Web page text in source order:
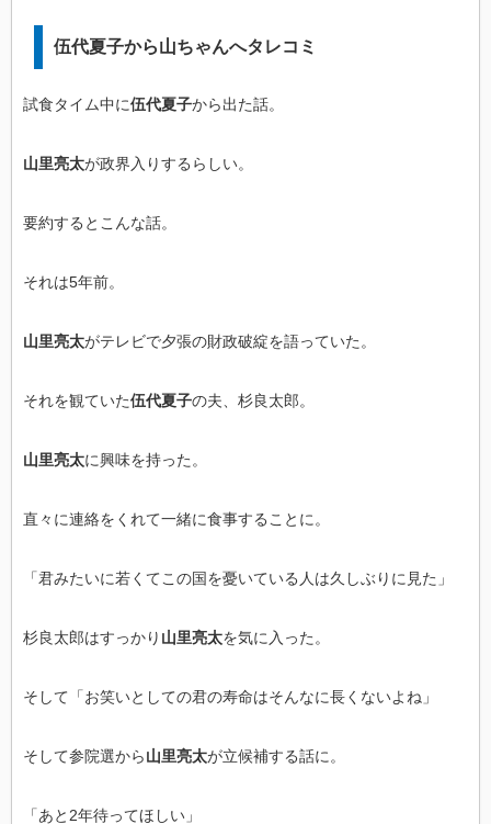
伍代夏子から山ちゃんへタレコミ
試食タイム中に伍代夏子から出た話。
山里亮太が政界入りするらしい。
要約するとこんな話。
それは5年前。
山里亮太がテレビで夕張の財政破綻を語っていた。
それを観ていた伍代夏子の夫、杉良太郎。
山里亮太に興味を持った。
直々に連絡をくれて一緒に食事することに。
「君みたいに若くてこの国を憂いている人は久しぶりに見た」
杉良太郎はすっかり 山里亮太を気に入った。
そして「お笑いとしての君の寿命はそんなに長くないよね」
そして参院選から山里亮太が立候補する話に。
「あと2年待ってほしい」